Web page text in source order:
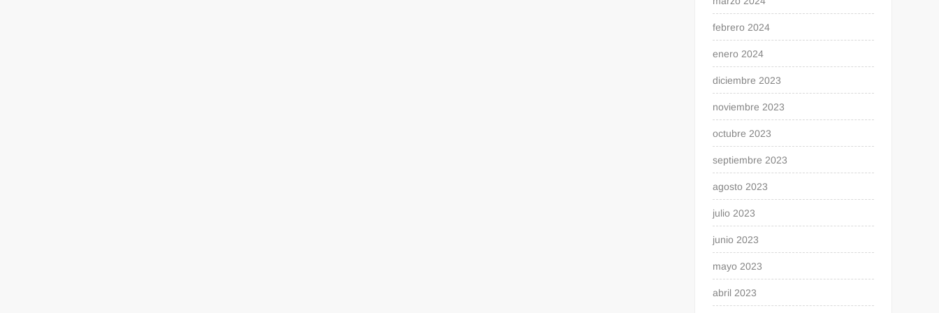
febrero 2024
enero 2024
diciembre 2023
noviembre 2023
octubre 2023
septiembre 2023
agosto 2023
julio 2023
junio 2023
mayo 2023
abril 2023